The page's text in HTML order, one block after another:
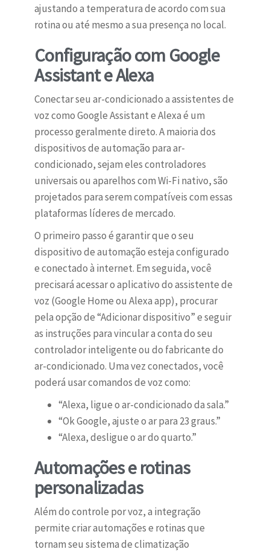
ajustando a temperatura de acordo com sua
rotina ou até mesmo a sua presença no local.
Configuração com Google
Assistant e Alexa
Conectar seu ar-condicionado a assistentes de
voz como Google Assistant e Alexa é um
processo geralmente direto. A maioria dos
dispositivos de automação para ar-
condicionado, sejam eles controladores
universais ou aparelhos com Wi-Fi nativo, são
projetados para serem compatíveis com essas
plataformas líderes de mercado.
O primeiro passo é garantir que o seu
dispositivo de automação esteja configurado
e conectado à internet. Em seguida, você
precisará acessar o aplicativo do assistente de
voz (Google Home ou Alexa app), procurar
pela opção de “Adicionar dispositivo” e seguir
as instruções para vincular a conta do seu
controlador inteligente ou do fabricante do
ar-condicionado. Uma vez conectados, você
poderá usar comandos de voz como:
“Alexa, ligue o ar-condicionado da sala.”
“Ok Google, ajuste o ar para 23 graus.”
“Alexa, desligue o ar do quarto.”
Automações e rotinas
personalizadas
Além do controle por voz, a integração
permite criar automações e rotinas que
tornam seu sistema de climatização